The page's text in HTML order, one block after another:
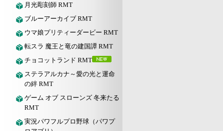
月光彫刻師 RMT
ブルーアーカイブ RMT
ウマ娘プリティーダービー RMT
転スラ 魔王と竜の建国譚 RMT
チョコットランド RMT
ステラアルカナ～愛の光と運命
の絆 RMT
ゲーム オブ スローンズ 冬来たる
RMT
実況パワフルプロ野球（パワプ